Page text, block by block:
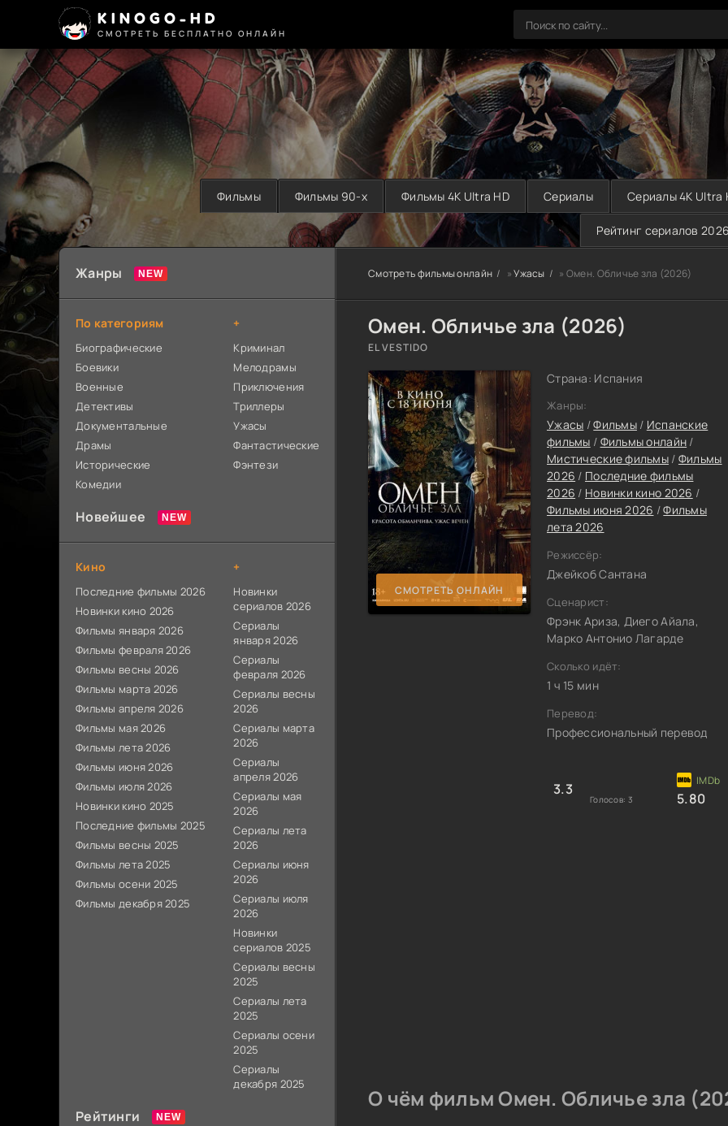
KINOGO-HD
СМОТРЕТЬ БЕСПЛАТНО ОНЛАЙН
Фильмы Фильмы 90-х Фильмы 4K Ultra HD Сериалы Сериалы 4K Ultra
Рейтинг сериалов 2026
Смотреть фильмы онлайн »Ужасы » Омен. Обличье зла (2026)
Омен. Обличье зла (2026)
EL VESTIDO
СМОТРЕТЬ ОНЛАЙН
Страна: Испания
Жанры:
Ужасы /Фильмы/ Испанские
фильмы / Фильмы онлайн /
Мистические фильмы / Фильмы
2026 / Последние фильмы
2026 / Новинки кино 2026 /
Фильмы июня 2026 /Фильмы
лета 2026
Режиссёр:
Джейкоб Сантана
Сценарист:
Фрэнк Ариза, Диего Айала,
Марко Антонио Лагарде
Сколько идёт:
1 ч 15 мин
Перевод:
Профессиональный перевод
3.3
Голосов: 3 5.80
О чём фильм Омен. Обличье зла
Жанры
По категориям
Биографические
Боевики
Военные
Детективы
Документальные
Драмы
Исторические
Комедии
+
Криминал
Мелодрамы
Приключения
Триллеры
Ужасы
Фантастические
Фэнтези
Новейшее
Кино
Последние фильмы 2026
Новинки кино 2026
Фильмы января 2026
Фильмы февраля 2026
Фильмы весны 2026
Фильмы марта 2026
Фильмы апреля 2026
Фильмы мая 2026
Фильмы лета 2026
Фильмы июня 2026
Фильмы июля 2026
Новинки кино 2025
Последние фильмы 2025
Фильмы весны 2025
Фильмы лета 2025
Фильмы осени 2025
Фильмы декабря 2025
+
Новинки
сериалов 2026
Сериалы
января 2026
Сериалы
февраля 2026
Сериалы весны
2026
Сериалы марта
2026
Сериалы
апреля 2026
Сериалы мая
2026
Сериалы лета
2026
Сериалы июня
2026
Сериалы июля
2026
Новинки
сериалов 2025
Сериалы весны
2025
Сериалы лета
2025
Сериалы осени
2025
Сериалы
декабря 2025
Рейтинги